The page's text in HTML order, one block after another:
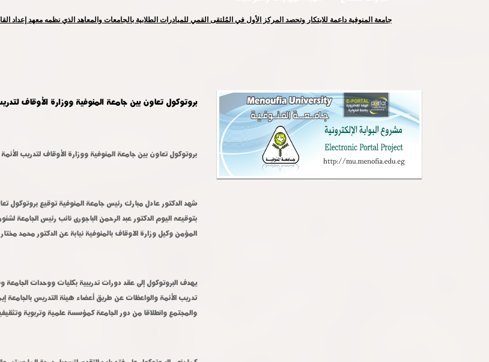
جامعة المنوفية داعمة للابتكار وتحصد المركز الأول في المُلتقى القمي للمبادرات الطلابية بالجامعات والمعاهد الذي نظمه معهد إعداد
بروتوكول تعاون بين جامعة المنوفية ووزارة الأوقاف
بروتوكول تعاون بين جامعة المنوفية ووزارة الأوقاف لتدريب الأئمة
المؤمن وكيل وزارة الاوقاف بالمنوفية نيابة عن الدكتور محمد
والمجتمع وانطلاقا من دور الجامعة كمؤسسة علمية وتربوية